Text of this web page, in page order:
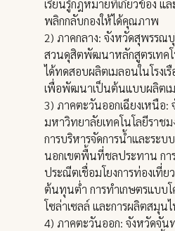
เรียนรู้กฎหมายที่เกี่ยวข้อง แ
พลิกกลับกองให้ได้คุณภาพ
2) ภาคกลาง: จังหวัดสุพรรณ
สวนดุสิตพัฒนาหลักสูตรเทคโ
ได้ทดสอบผลิตเมลอนในโรง
เพื่อพัฒนาเป็นต้นแบบผลิตเม
3) ภาคตะวันออกเฉียงเหนือ:
มหาวิทยาลัยเทคโนโลยีรา
การบริหารจัดการน้ำและระ
นอกเขตพื้นที่ชลประทาน กา
ประณีตเชื่อมโยงการท่องเที่
ต้นทุนต่ำ การทำเกษตรแบบโ
โซล่าเซลล์ และการผลิตสมุน
4) ภาคตะวันออก: จังหวัดจั